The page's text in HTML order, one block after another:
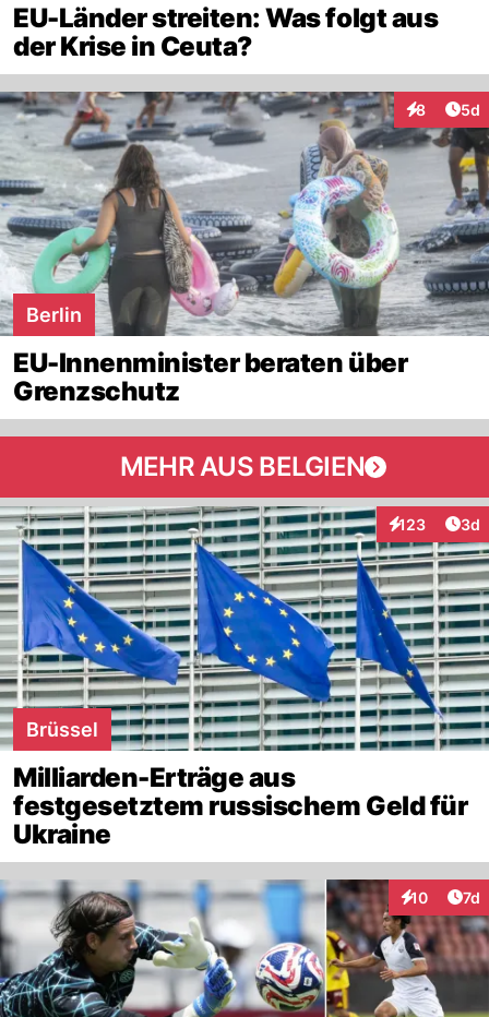
EU-Länder streiten: Was folgt aus
der Krise in Ceuta?
8 5d
Berlin
EU-Innenminister beraten über
Grenzschutz
MEHR AUS BELGIEN
123
Interaktionen
3d
Brüssel
Milliarden-Erträge aus
festgesetztem russischem Geld für
Ukraine
10 7d